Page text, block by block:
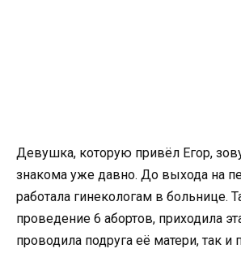
Девушка, которую привёл Егор,
знакома уже давно. До выхода на
работала гинекологам в больнице.
проведение 6 абортов, приходила
проводила подруга её матери, так и